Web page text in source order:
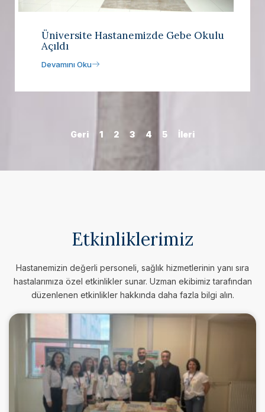
Üniversite Hastanemizde Gebe Okulu
Açıldı
Devamını Oku
Geri 1 2 3 4 5 İleri
Etkinliklerimiz
Hastanemizin değerli personeli, sağlık hizmetlerinin yanı sıra
hastalarımıza özel etkinlikler sunar. Uzman ekibimiz tarafından
düzenlenen etkinlikler hakkında daha fazla bilgi alın.